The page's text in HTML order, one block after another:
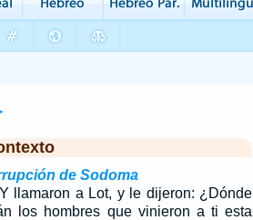
de Sodoma
Y llamaron a Lot, y le dijeron: ¿Dónde
los hombres que vinieron a ti esta